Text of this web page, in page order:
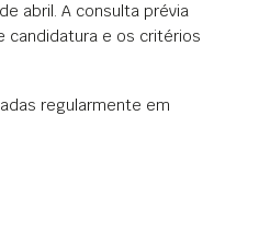
abril. A consulta prévia
candidatura e os critérios
regularmente em